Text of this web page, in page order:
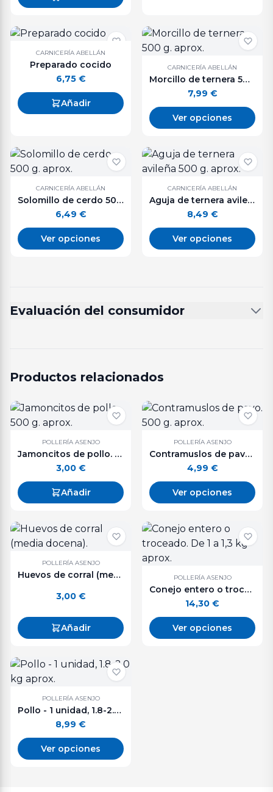
CARNICERÍA ABELLÁN
Preparado cocido
6,75 €
Añadir
CARNICERÍA ABELLÁN
Morcillo de ternera 500 g. aprox.
7,99 €
Ver opciones
CARNICERÍA ABELLÁN
Solomillo de cerdo 500 g. aprox.
6,49 €
Ver opciones
CARNICERÍA ABELLÁN
Aguja de ternera avileña 500 g. aprox.
8,49 €
Ver opciones
Evaluación del consumidor
Productos relacionados
POLLERÍA ASENJO
Jamoncitos de pollo. 500 g. aprox.
3,00 €
Añadir
POLLERÍA ASENJO
Contramuslos de pavo. 500 g. aprox.
4,99 €
Ver opciones
POLLERÍA ASENJO
Huevos de corral (media docena).
3,00 €
Añadir
POLLERÍA ASENJO
Conejo entero o troceado. De 1 a 1,3 kg aprox.
14,30 €
Ver opciones
POLLERÍA ASENJO
Pollo - 1 unidad, 1.8-2.0 kg aprox.
8,99 €
Ver opciones